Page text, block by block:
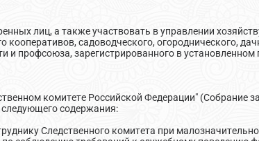
лиц, а также участвовать в управлении
садоводческого, огороднического,
и профсоюза, зарегистрированного в установленном
комитете Российской Федерации" (Собрание
следующего содержания:
Следственного комитета при